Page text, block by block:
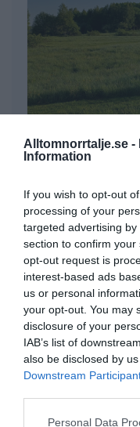
Alltomnorrtalje.se -
Information
If you wish to opt-out
processing of your
targeted advertising
section to confirm
opt-out request is
interest-based ads
us or personal
your opt-out. You may
disclosure of your
IAB’s list of
also be disclosed by
Downstream
Personal Data
Säsongsstart
fotbollsgolf
6 aug ·Från 86 kr
Boka via Visit
22 aug